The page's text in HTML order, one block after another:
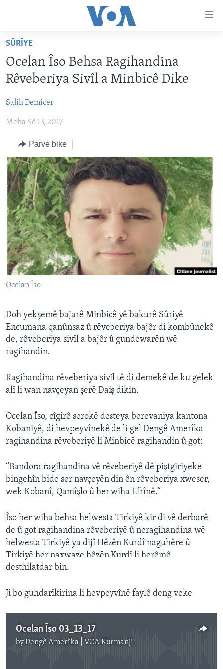
Yekser
naveroka
serekî
here
serekî
Yekser
Lêgerînê
DESTPÊK
NÛÇE
FOTO GALERÎ
RADYO
HEVPEYVÎN
HERÊMÊN KURDAN
AMERÎKA
TIRKÎYE
SÛRÎYE
ÎRAQ
ÎRAN
ROJHILATA NAVÎN
CÎHAN
ÇAND Û HUNER
SERNIVÎS
SORANÎ
FOLLOW US
SÛRÎYE
Ocelan Îso Behsa Ragihandina
Rêveberiya Sivîl a Minbicê Dike
Salih Demîcer
Meha Sê 13, 2017
Parve bike
Ocelan Îso
Doh yekşemê bajarê Minbicê yê bakurê Sûriyê
Encumana qanûnsaz û rêveberiya bajêr di kombûnekê
de, rêveberiya sivîl a bajêr û gundewarên wê
ragihandin.
Ragihandina rêveberiya sivîl tê di demekê de ku gelek
alî li wan navçeyan şerê Daiş dikin.
Ocelan Îso, cîgirê serokê desteya berevaniya kantona
Kobaniyê, di hevpeyvînekê de li gel Dengê Amerîka
ragihandina rêveberiyê li Minbicê ragihandin û got:
“Bandora ragihandina vê rêveberiyê dê piştgiriyeke
bingehîn bide ser navçeyên din ên rêveberiya xweser,
wek Kobanî, Qamîşlo û her wiha Efrînê.“
Îso her wiha behsa helwesta Tirkiyê kir di vê derbarê
de û got ragihandina rêveberiyê û neragihandina wê
helwesta Tirkiyê ya dijî Hêzên Kurdî naguhêre û
Tirkiyê her naxwaze hêzên Kurdî li herêmê
desthilatdar bin.
Ji bo guhdarîkirina li hevpeyvînê faylê deng veke
Ocelan Îso 03_13_17
byDengê Amerîka | VOA Kurmanji
No media source currently available